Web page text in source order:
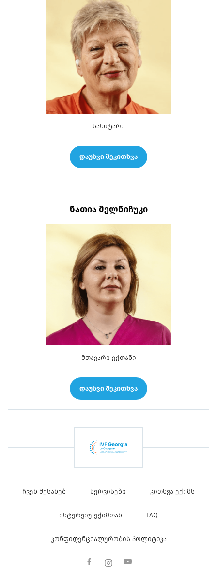
სანიტარი
დაუსვი შეკითხვა
ნათია მელნიჩუკი
მთავარი ექთანი
დაუსვი შეკითხვა
ჩვენ შესახებ სერვისები კითხვა ექიმს
ინტერვიუ ექიმთან FAQ
კონფიდენციალურობის პოლიტიკა